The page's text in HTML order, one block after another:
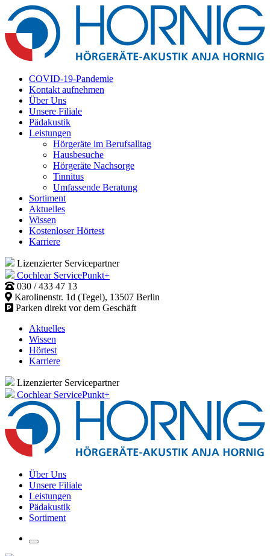
COVID-19-Pandemie
Kontakt aufnehmen
Über Uns
Unsere Filiale
Pädakustik
Leistungen
Hörgeräte im Berufsalltag
Hausbesuche
Hörgeräte Nachsorge
Tinnitus
Umfassende Beratung
Sortiment
Aktuelles
Wissen
Kostenloser Hörtest
Karriere
Lizenzierter Servicepartner
Cochlear ServicePunkt+
030 / 433 47 13
Karolinenstr. 1d (Tegel), 13507 Berlin
Parken direkt vor dem Geschäft
Aktuelles
Wissen
Hörtest
Karriere
Lizenzierter Servicepartner
Cochlear ServicePunkt+
Über Uns
Unsere Filiale
Leistungen
Pädakustik
Sortiment